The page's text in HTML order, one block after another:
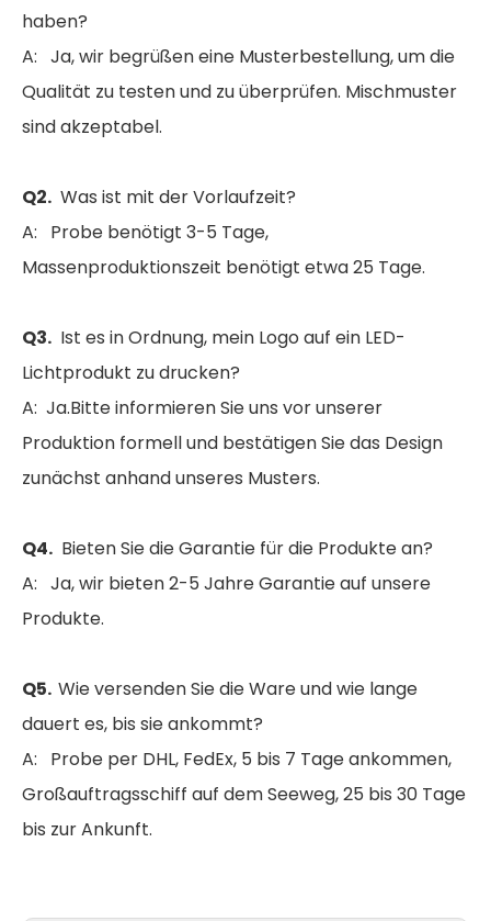
haben?
A: Ja, wir begrüßen eine Musterbestellung, um die
Qualität zu testen und zu überprüfen. Mischmuster
sind akzeptabel.
Q2. Was ist mit der Vorlaufzeit?
A: Probe benötigt 3-5 Tage,
Massenproduktionszeit benötigt etwa 25 Tage.
Q3. Ist es in Ordnung, mein Logo auf ein LED-
Lichtprodukt zu drucken?
A: Ja.Bitte informieren Sie uns vor unserer
Produktion formell und bestätigen Sie das Design
zunächst anhand unseres Musters.
Q4. Bieten Sie die Garantie für die Produkte an?
A: Ja, wir bieten 2-5 Jahre Garantie auf unsere
Produkte.
Q5. Wie versenden Sie die Ware und wie lange
dauert es, bis sie ankommt?
A: Probe per DHL, FedEx, 5 bis 7 Tage ankommen,
Großauftragsschiff auf dem Seeweg, 25 bis 30 Tage
bis zur Ankunft.